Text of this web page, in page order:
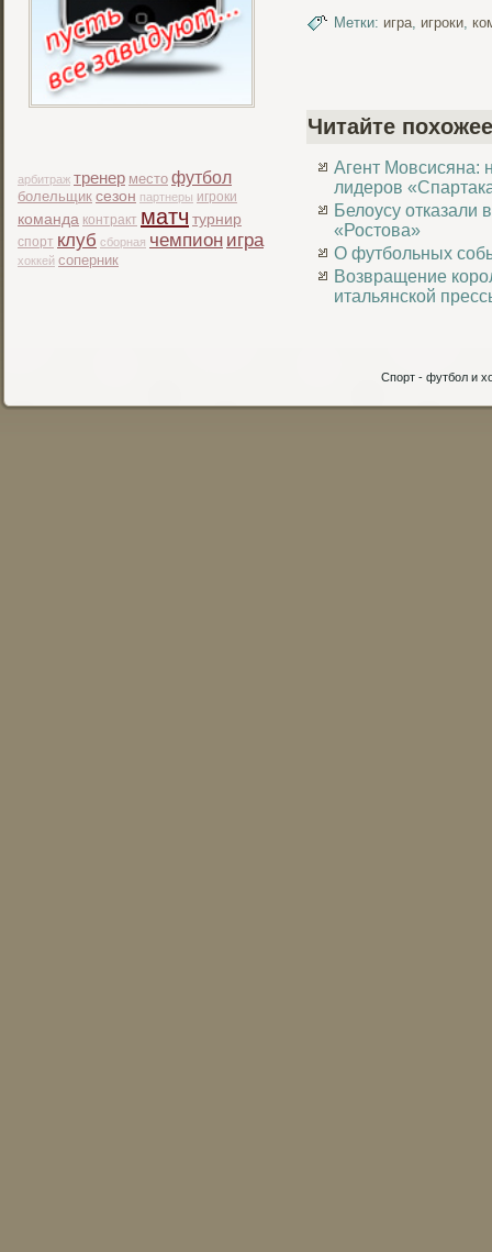
арбитраж тренер место футбол
болельщик сезон партнеры игроки
команда контракт матч турнир
спорт клуб сборная чемпион игра
хоккей соперник
Метки: игра, игроки,
Читайте
Агент Мовсисяна:
лидеров
Белоусу отказали
«Ростова»
О футбольных
Возвращение
итальянской
Спорт - футбол и